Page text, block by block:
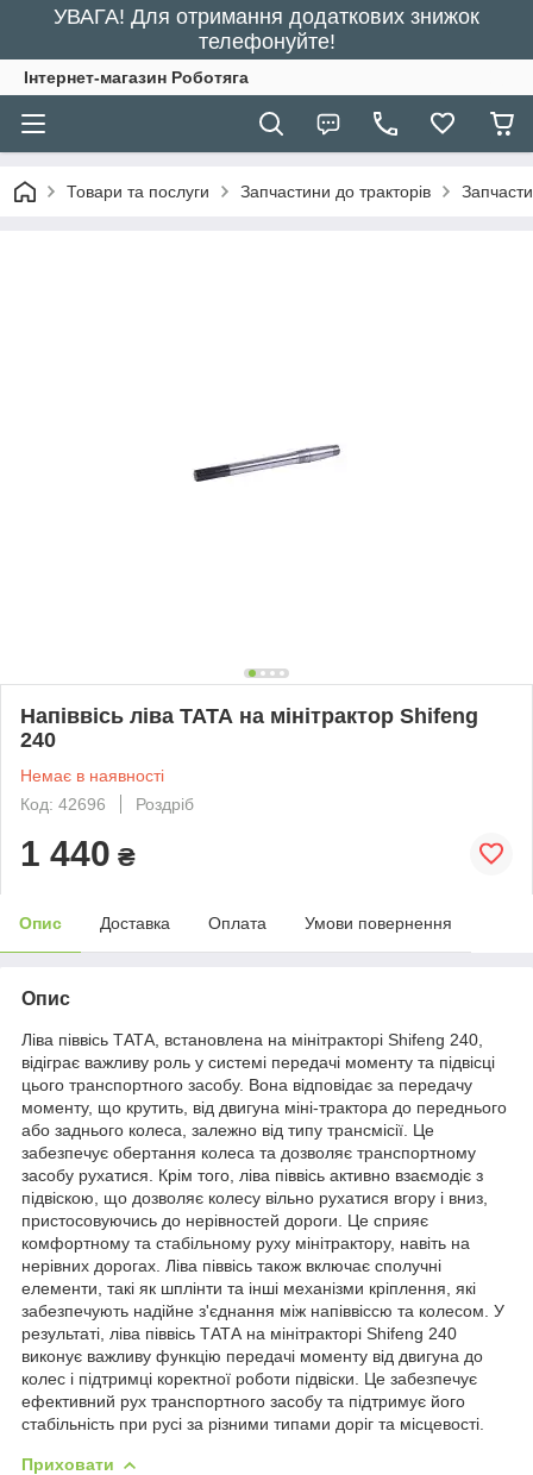
УВАГА! Для отримання додаткових знижок
телефонуйте!
Інтернет-магазин Роботяга
Товари та послуги Запчастини до тракторів
Напіввісь ліва ТАТА на мінітрактор Shifeng
240
Немає в наявності
Код: 42696
Роздріб
1 440 ₴
Опис Доставка Оплата Умови повернення
Опис
Ліва піввісь ТАТА, встановлена на мінітракторі Shifeng 240,
відіграє важливу роль у системі передачі моменту та підвісці
цього транспортного засобу. Вона відповідає за передачу
моменту, що крутить, від двигуна міні-трактора до переднього
або заднього колеса, залежно від типу трансмісії. Це
забезпечує обертання колеса та дозволяє транспортному
засобу рухатися. Крім того, ліва піввісь активно взаємодіє з
підвіскою, що дозволяє колесу вільно рухатися вгору і вниз,
пристосовуючись до нерівностей дороги. Це сприяє
комфортному та стабільному руху мінітрактору, навіть на
нерівних дорогах. Ліва піввісь також включає сполучні
елементи, такі як шплінти та інші механізми кріплення, які
забезпечують надійне з'єднання між напіввіссю та колесом. У
результаті, ліва піввісь ТАТА на мінітракторі Shifeng 240
виконує важливу функцію передачі моменту від двигуна до
колес і підтримці коректної роботи підвіски. Це забезпечує
ефективний рух транспортного засобу та підтримує його
стабільність при русі за різними типами доріг та місцевості.
Приховати